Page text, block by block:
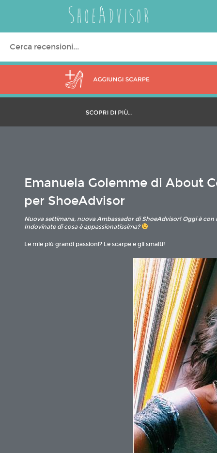
Search
Emanuela Golemme di About
per ShoeAdvisor
Nuova settimana, nuova Ambassador di ShoeAdvisor! Oggi è con
Indovinate di cosa è appassionatissima?
Le mie più grandi passioni? Le scarpe e gli smalti!